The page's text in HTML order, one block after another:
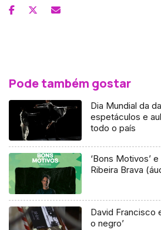
Pode também gostar
Dia Mundial da
espetáculos e
todo o país
‘Bons Motivos’ e
Ribeira Brava
David Francisco
o negro’